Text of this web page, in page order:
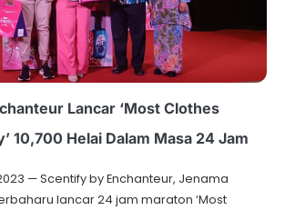
Lancar ‘Most Clothes
10,700 Helai Dalam Masa 24 Jam
— Scentify by Enchanteur, Jenama
lancar 24 jam maraton ‘Most